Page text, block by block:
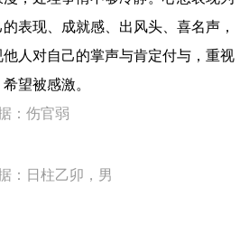
表现、成就感、出风头、喜名声，
人对自己的掌声与肯定付与，重视
望被感激。
：伤官弱
：日柱乙卯，男